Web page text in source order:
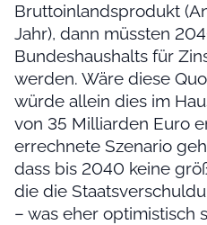
Bruttoinlandsprodukt
Jahr), dann müssten
Bundeshaushalts für
werden. Wäre diese
würde allein dies im
von 35 Milliarden Euro
errechnete Szenario
dass bis 2040 keine
die die
– was eher optimistisch